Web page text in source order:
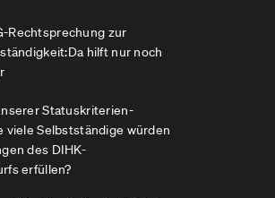
Rechtsprechung zur
hilft nur noch
Statuskriterien-
viele Selbstständige würden
des DIHK-
erfüllen?